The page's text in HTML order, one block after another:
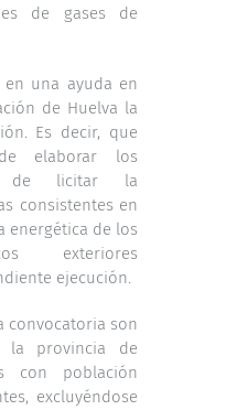
de gases de
en una ayuda en
de Huelva la
Es decir, que
elaborar los
de licitar la
consistentes en
energética de los
exteriores
ejecución.
convocatoria son
la provincia de
con población
excluyéndose